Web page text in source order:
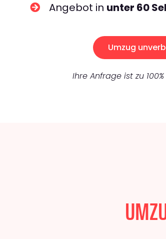
Angebot in unter 60
Umzug
Ihre Anfrage ist zu